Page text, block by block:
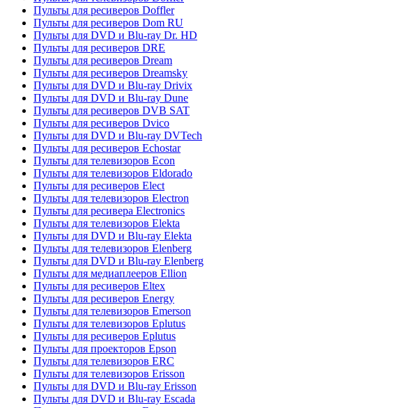
Пульты для ресиверов Doffler
Пульты для ресиверов Dom RU
Пульты для DVD и Blu-ray Dr. HD
Пульты для ресиверов DRE
Пульты для ресиверов Dream
Пульты для ресиверов Dreamsky
Пульты для DVD и Blu-ray Drivix
Пульты для DVD и Blu-ray Dune
Пульты для ресиверов DVB SAT
Пульты для ресиверов Dvico
Пульты для DVD и Blu-ray DVTech
Пульты для ресиверов Echostar
Пульты для телевизоров Econ
Пульты для телевизоров Eldorado
Пульты для ресиверов Elect
Пульты для телевизоров Electron
Пульты для ресивера Electronics
Пульты для телевизоров Elekta
Пульты для DVD и Blu-ray Elekta
Пульты для телевизоров Elenberg
Пульты для DVD и Blu-ray Elenberg
Пульты для медиаплееров Ellion
Пульты для ресиверов Eltex
Пульты для ресиверов Energy
Пульты для телевизоров Emerson
Пульты для телевизоров Eplutus
Пульты для ресиверов Eplutus
Пульты для проекторов Epson
Пульты для телевизоров ERC
Пульты для телевизоров Erisson
Пульты для DVD и Blu-ray Erisson
Пульты для DVD и Blu-ray Escada